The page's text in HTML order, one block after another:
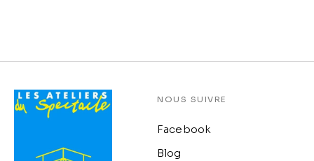
NOUS SUIVRE
Facebook
Blog